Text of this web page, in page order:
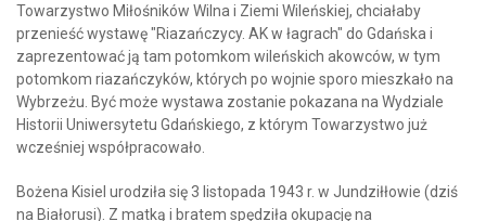
Towarzystwo Miłośników Wilna i Ziemi Wileńskiej, chciałaby
przenieść wystawę "Riazańczycy. AK w łagrach" do Gdańska i
zaprezentować ją tam potomkom wileńskich akowców, w tym
potomkom riazańczyków, których po wojnie sporo mieszkało na
Wybrzeżu. Być może wystawa zostanie pokazana na Wydziale
Historii Uniwersytetu Gdańskiego, z którym Towarzystwo już
wcześniej współpracowało.
Bożena Kisiel urodziła się 3 listopada 1943 r. w Jundziłłowie (dziś
na Białorusi). Z matką i bratem spędziła okupację na